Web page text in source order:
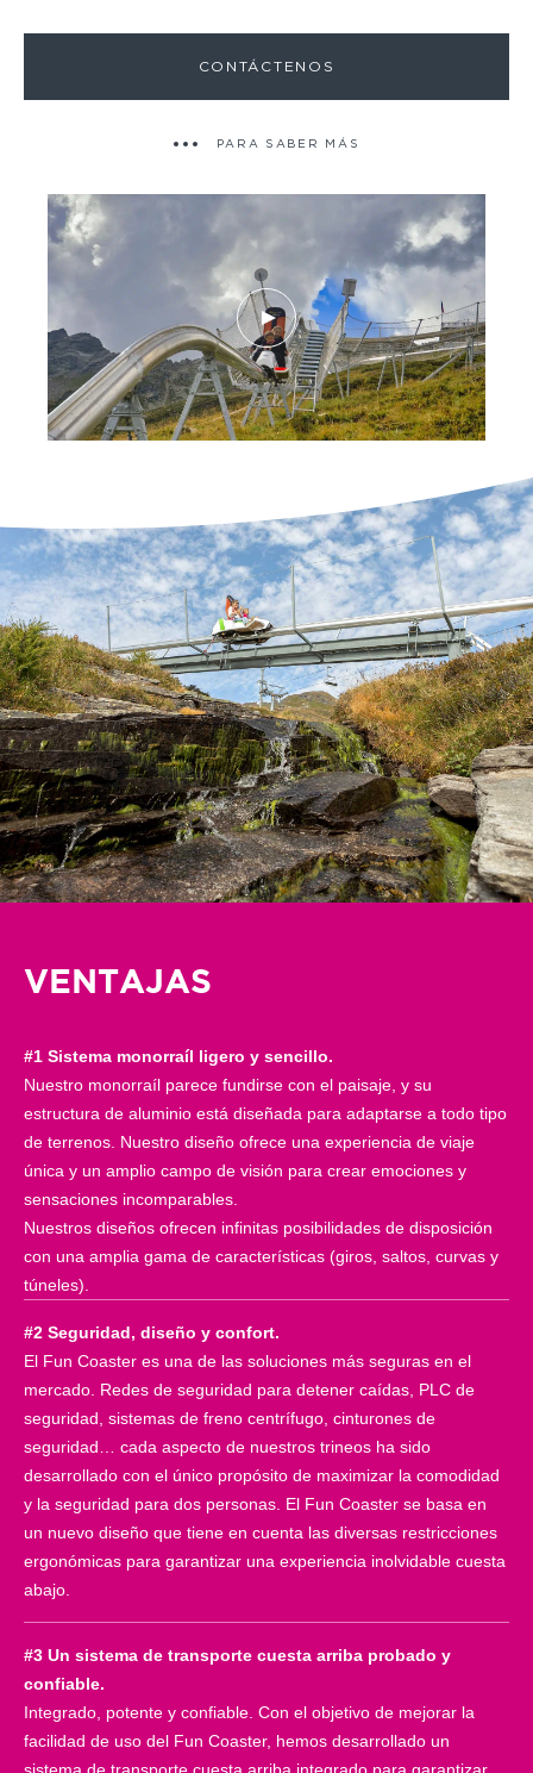
CONTÁCTENOS
PARA SABER MÁS
VENTAJAS
#1 Sistema monorraíl ligero y sencillo.
Nuestro monorraíl parece fundirse con el paisaje, y su
estructura de aluminio está diseñada para adaptarse a todo tipo
de terrenos. Nuestro diseño ofrece una experiencia de viaje
única y un amplio campo de visión para crear emociones y
sensaciones incomparables.
Nuestros diseños ofrecen infinitas posibilidades de disposición
con una amplia gama de características (giros, saltos, curvas y
túneles).
#2 Seguridad, diseño y confort.
El Fun Coaster es una de las soluciones más seguras en el
mercado. Redes de seguridad para detener caídas, PLC de
seguridad, sistemas de freno centrífugo, cinturones de
seguridad… cada aspecto de nuestros trineos ha sido
desarrollado con el único propósito de maximizar la comodidad
y la seguridad para dos personas. El Fun Coaster se basa en
un nuevo diseño que tiene en cuenta las diversas restricciones
ergonómicas para garantizar una experiencia inolvidable cuesta
abajo.
#3 Un sistema de transporte cuesta arriba probado y
confiable.
Integrado, potente y confiable. Con el objetivo de mejorar la
facilidad de uso del Fun Coaster, hemos desarrollado un
sistema de transporte cuesta arriba integrado para garantizar